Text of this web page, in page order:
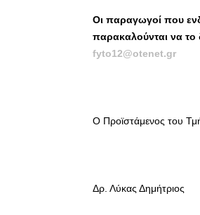
Οι παραγωγοί που
παρακαλούνται να
fyto12@otenet.gr
Ο Προϊστάμενος του
Δρ. Λύκας Δημήτριος